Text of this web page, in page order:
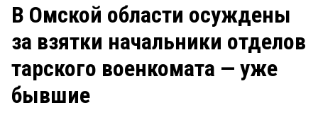
ЗАКОН Рейтинги
Блоги
Архив
В Омской области осуждены
за взятки начальники отделов
тарского военкомата — уже
бывшие